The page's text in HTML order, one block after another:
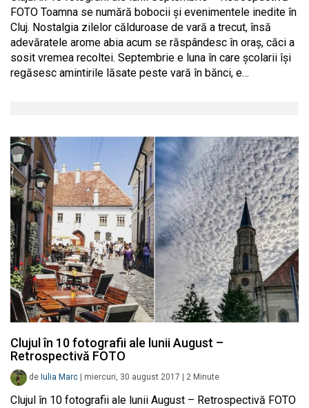
FOTO Toamna se numără bobocii și evenimentele inedite în
Cluj. Nostalgia zilelor călduroase de vară a trecut, însă
adevăratele arome abia acum se răspândesc în oraș, căci a
sosit vremea recoltei. Septembrie e luna în care școlarii își
regăsesc amintirile lăsate peste vară în bănci, e…
Clujul în 10 fotografii ale lunii August –
Retrospectivă FOTO
de Iulia Marc miercuri, 30 august 2017 2 Minute
Clujul în 10 fotografii ale lunii August – Retrospectivă FOTO